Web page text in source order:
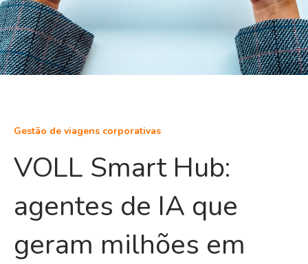
Gestão de viagens corporativas
VOLL Smart Hub:
agentes de IA que
geram milhões em